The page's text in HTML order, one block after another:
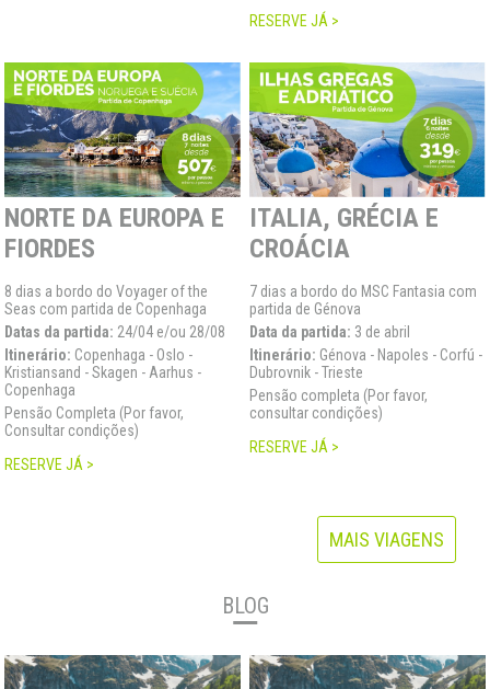
RESERVE JÁ >
NORTE DA EUROPA E
FIORDES
8 dias a bordo do Voyager of the
Seas com partida de Copenhaga
Datas da partida: 24/04 e/ou 28/08
Itinerário: Copenhaga - Oslo -
Kristiansand - Skagen - Aarhus -
Copenhaga
Pensão Completa (Por favor,
Consultar condições)
RESERVE JÁ >
ITALIA, GRÉCIA E
CROÁCIA
7 dias a bordo do MSC Fantasia com
partida de Génova
Data da partida: 3 de abril
Itinerário: Génova - Napoles - Corfú -
Dubrovnik - Trieste
Pensão completa (Por favor,
consultar condições)
RESERVE JÁ >
MAIS VIAGENS
BLOG